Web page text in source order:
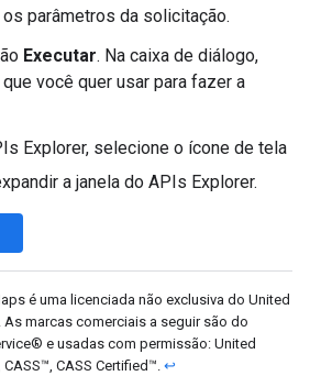
parâmetros da solicitação.
Executar. Na caixa de diálogo,
você quer usar para fazer a
Explorer, selecione o ícone de tela
a janela do APIs Explorer.
é uma licenciada não exclusiva do United
marcas comerciais a seguir são do
e usadas com permissão: United
CASS Certified™. ↩